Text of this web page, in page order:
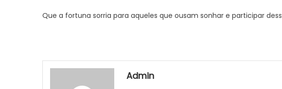
Que a fortuna sorria para aqueles que ousam sonhar e participar
Admin